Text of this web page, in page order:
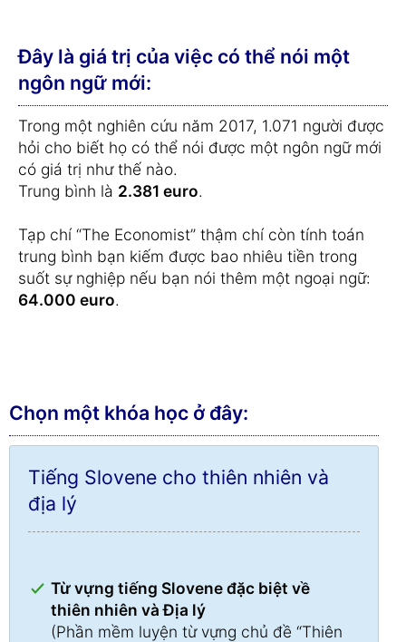
Đây là giá trị của việc có thể nói một
ngôn ngữ mới:
Trong một nghiên cứu năm 2017, 1.071 người được
hỏi cho biết họ có thể nói được một ngôn ngữ mới
có giá trị như thế nào.
Trung bình là 2.381 euro.
Tạp chí “The Economist” thậm chí còn tính toán
trung bình bạn kiếm được bao nhiêu tiền trong
suốt sự nghiệp nếu bạn nói thêm một ngoại ngữ:
64.000 euro.
Chọn một khóa học ở đây:
Tiếng Slovene cho thiên nhiên và
địa lý
Từ vựng tiếng Slovene đặc biệt về
thiên nhiên và Địa lý
(Phần mềm luyện từ vựng chủ đề “Thiên